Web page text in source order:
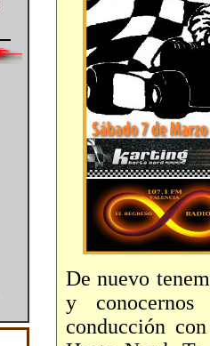
De nuevo
y conocernos
conducción